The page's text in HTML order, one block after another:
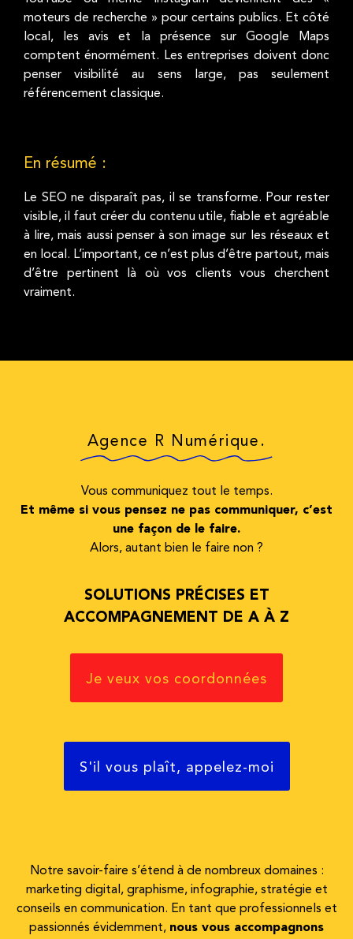
moteurs de recherche » pour certains publics. Et côté
local, les avis et la présence sur Google Maps
comptent énormément. Les entreprises doivent donc
penser visibilité au sens large, pas seulement
référencement classique.
En résumé :
Le SEO ne disparaît pas, il se transforme. Pour rester
visible, il faut créer du contenu utile, fiable et agréable
à lire, mais aussi penser à son image sur les réseaux et
en local. L’important, ce n’est plus d’être partout, mais
d’être pertinent là où vos clients vous cherchent
vraiment.
Agence R Numérique.
Vous communiquez tout le temps.
Et même si vous pensez ne pas communiquer, c’est
une façon de le faire.
Alors, autant bien le faire non ?
SOLUTIONS PRÉCISES ET
ACCOMPAGNEMENT DE A À Z
Je veux vos coordonnées
S'il vous plaît, appelez-moi
Notre savoir-faire s’étend à de nombreux domaines :
marketing digital, graphisme, infographie, stratégie et
conseils en communication. En tant que professionnels et
passionnés évidemment, nous vous accompagnons